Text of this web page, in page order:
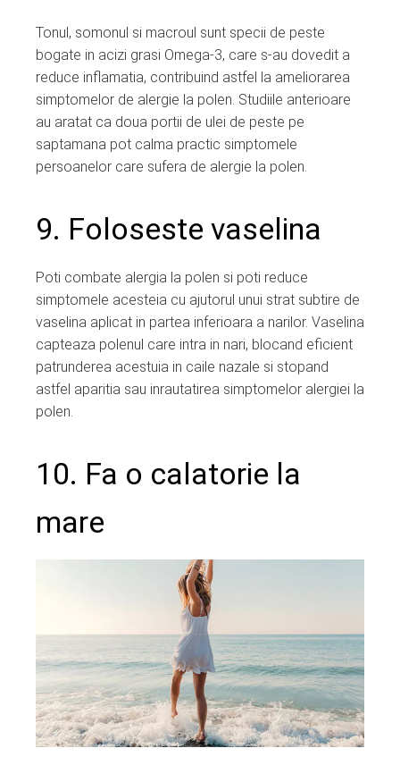
Tonul, somonul si macroul sunt specii de peste
bogate in acizi grasi Omega-3, care s-au dovedit a
reduce inflamatia, contribuind astfel la ameliorarea
simptomelor de alergie la polen. Studiile anterioare
au aratat ca doua portii de ulei de peste pe
saptamana pot calma practic simptomele
persoanelor care sufera de alergie la polen.
9. Foloseste vaselina
Poti combate alergia la polen si poti reduce
simptomele acesteia cu ajutorul unui strat subtire de
vaselina aplicat in partea inferioara a narilor. Vaselina
capteaza polenul care intra in nari, blocand eficient
patrunderea acestuia in caile nazale si stopand
astfel aparitia sau inrautatirea simptomelor alergiei la
polen.
10. Fa o calatorie la
mare